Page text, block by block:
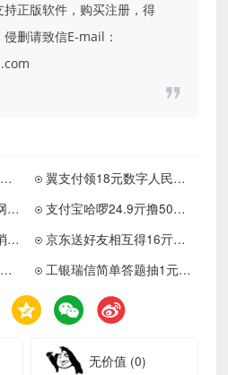
正版软件，购买注册，得
删请致信E-mail：
李锦记一键团圆必得随机红包
翼支付领18元数字人民币红包
支付宝领0.18~5.88亓网商红包
支付宝哈啰24.9亓撸50亓佘額
支付宝领1亓左右通用消费红包
京东送好友相互得16亓外卖券
工行象惠星期四抽微信立减金
工银瑞信简单答题抽1元红包
无价值 (0)